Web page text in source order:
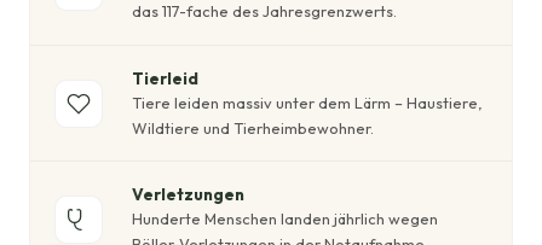
das 117-fache des Jahresgrenzwerts.
Tierleid
Tiere leiden massiv unter dem Lärm – Haustiere,
Wildtiere und Tierheimbewohner.
Verletzungen
Hunderte Menschen landen jährlich wegen